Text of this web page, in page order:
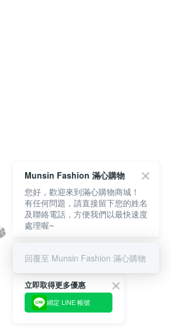
立即取得更多優惠
綁定 LINE 帳號
Munsin Fashion 滿心購物
您好，歡迎來到滿心購物商城！
有任何問題，請直接留下您的姓名
及聯絡電話，方便我們以最快速度
處理喔~
回覆至 Munsin Fashion 滿心購物